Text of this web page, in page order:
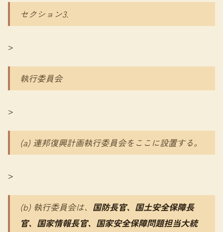
セクション3.
>
執行委員会
>
(a) 連邦復興計画執行委員会をここに設置する。
>
(b) 執行委員会は、 国防長官、国土安全保障長
官、国家情報長官、国家安全保障問題担当大統